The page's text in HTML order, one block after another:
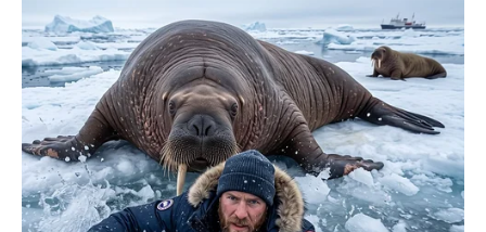
Iako mnogi izbjegavaju pasulj zbog dugog kuvanja i osjećaja